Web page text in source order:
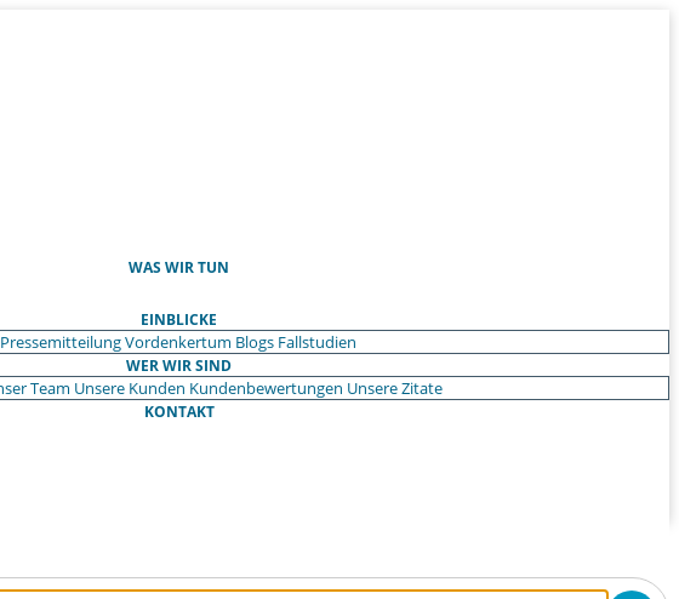
WAS WIR TUN
EINBLICKE
PressemitteilungVordenkertum Blogs Fallstudien
WER WIR SIND
Team Unsere Kunden Kundenbewertungen Unsere Zitate
KONTAKT